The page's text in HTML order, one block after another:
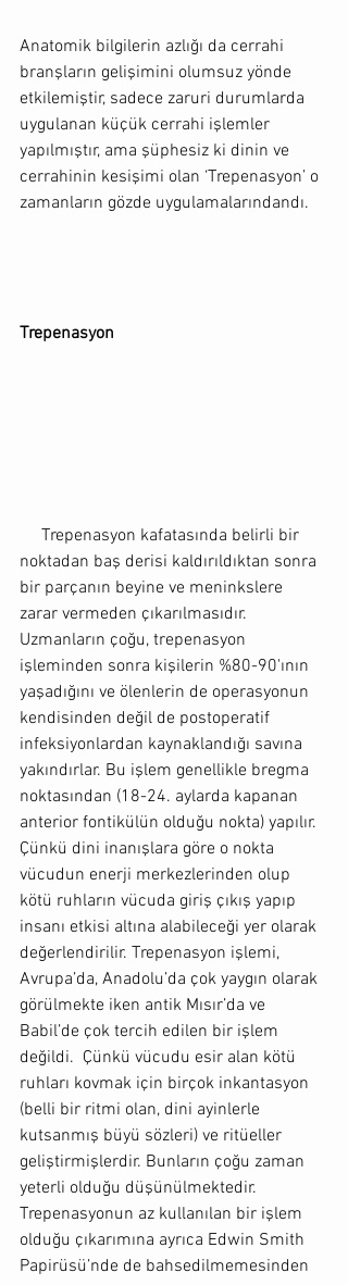
Anatomik bilgilerin azlığı da cerrahi
branşların gelişimini olumsuz yönde
etkilemiştir, sadece zaruri durumlarda
uygulanan küçük cerrahi işlemler
yapılmıştır, ama şüphesiz ki dinin ve
cerrahinin kesişimi olan ‘Trepenasyon’ o
zamanların gözde uygulamalarındandı.
Trepenasyon
noktadan baş derisi kaldırıldıktan sonra
bir parçanın beyine ve meninkslere
zarar vermeden çıkarılmasıdır.
Uzmanların çoğu, trepenasyon
işleminden sonra kişilerin %80-90'ının
yaşadığını ve ölenlerin de operasyonun
kendisinden değil de postoperatif
infeksiyonlardan kaynaklandığı savına
yakındırlar. Bu işlem genellikle bregma
noktasından (18-24. aylarda kapanan
anterior fontikülün olduğu nokta) yapılır.
Çünkü dini inanışlara göre o nokta
vücudun enerji merkezlerinden olup
kötü ruhların vücuda giriş çıkış yapıp
insanı etkisi altına alabileceği yer olarak
değerlendirilir. Trepenasyon işlemi,
Avrupa’da, Anadolu’da çok yaygın olarak
görülmekte iken antik Mısır’da ve
Babil’de çok tercih edilen bir işlem
değildi.  Çünkü vücudu esir alan kötü
ruhları kovmak için birçok inkantasyon
(belli bir ritmi olan, dini ayinlerle
kutsanmış büyü sözleri) ve ritüeller
geliştirmişlerdir. Bunların çoğu zaman
yeterli olduğu düşünülmektedir.
Trepenasyonun az kullanılan bir işlem
olduğu çıkarımına ayrıca Edwin Smith
Papirüsü’nde de bahsedilmemesinden